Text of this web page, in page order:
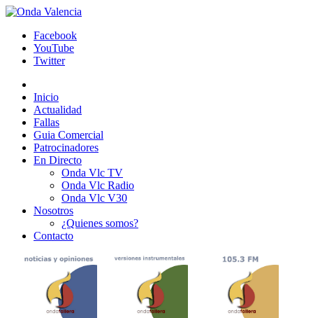
Facebook
YouTube
Twitter
Inicio
Actualidad
Fallas
Guia Comercial
Patrocinadores
En Directo
Onda Vlc TV
Onda Vlc Radio
Onda Vlc V30
Nosotros
¿Quienes somos?
Contacto